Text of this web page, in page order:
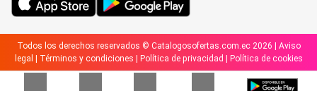
Todos los derechos reservados © Catalogosofertas.com.ec 2026 | Aviso
legal
Términos y condiciones Política de privacidad Política de cookies